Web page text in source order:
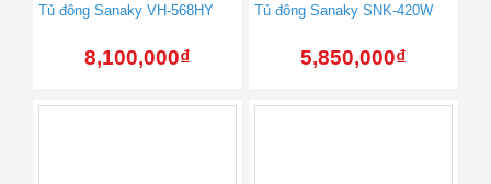
Tủ đông Sanaky VH-568HY
8,100,000₫
Tủ đông Sanaky SNK-420W
5,850,000₫